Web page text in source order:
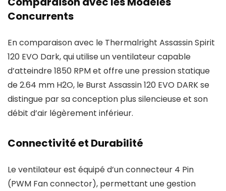
Concurrents
En comparaison avec le Thermalright Assassin Spirit
120 EVO Dark, qui utilise un ventilateur capable
d’atteindre 1850 RPM et offre une pression statique
de 2.64 mm H2O, le Burst Assassin 120 EVO DARK se
distingue par sa conception plus silencieuse et son
débit d’air légèrement inférieur.
Connectivité et Durabilité
Le ventilateur est équipé d’un connecteur 4 Pin
(PWM Fan connector), permettant une gestion